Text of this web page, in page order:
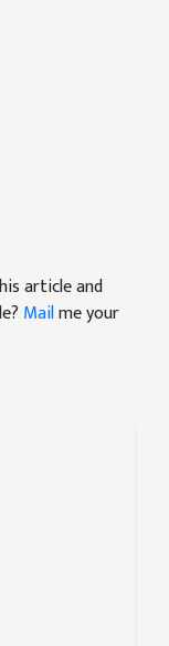
article and
Mailme your